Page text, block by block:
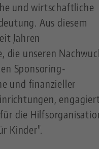
und wirtschaftliche
Aus diesem
Jahren
die unseren
Sponsoring-
und finanzieller
die
Kinder".